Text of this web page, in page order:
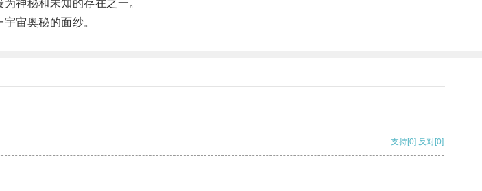
神秘和未知的存在之一。
宙奥秘的面纱。
支持[0] 反对[0]